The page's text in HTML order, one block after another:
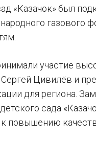
«Казачок» был
участие
Цивилёв и
для региона.
сада
повышению